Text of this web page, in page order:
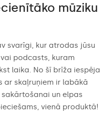
mūziku
svarīgi, kur atrodas jūsu
podcasts, kuram
laika. No šī brīža iespēja
ar skaļruņiem ir labākā
un elpas
vienā produktā!